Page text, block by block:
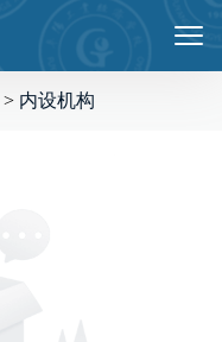
> 内设机构